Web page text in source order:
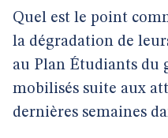
Quel est le point
la dégradation de
au Plan Étudiants du
mobilisés suite aux
dernières semaines